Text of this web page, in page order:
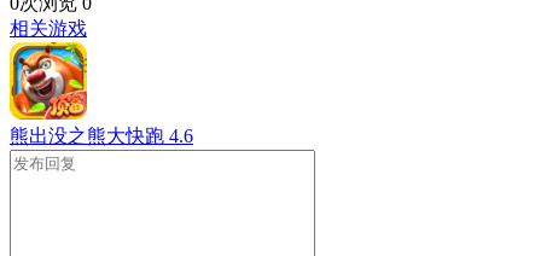
相关游戏
熊出没之熊大快跑 4.6